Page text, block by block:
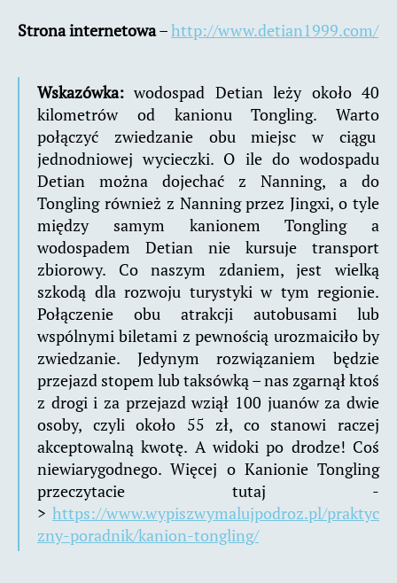
Strona internetowa–http://www.detian1999.com/
Wskazówka: wodospad Detian leży około 40
kilometrów od kanionu Tongling. Warto
połączyć zwiedzanie obu miejsc w ciągu
jednodniowej wycieczki. O ile do wodospadu
Detian można dojechać z Nanning, a do
Tongling również z Nanning przez Jingxi, o tyle
między samym kanionem Tongling a
wodospadem Detian nie kursuje transport
zbiorowy. Co naszym zdaniem, jest wielką
szkodą dla rozwoju turystyki w tym regionie.
Połączenie obu atrakcji autobusami lub
wspólnymi biletami z pewnością urozmaiciło by
zwiedzanie. Jedynym rozwiązaniem będzie
przejazd stopem lub taksówką – nas zgarnął ktoś
z drogi i za przejazd wziął 100 juanów za dwie
osoby, czyli około 55 zł, co stanowi raczej
akceptowalną kwotę. A widoki po drodze! Coś
niewiarygodnego. Więcej o Kanionie Tongling
przeczytacie tutaj -
> https://www.wypiszwymalujpodroz.pl/praktyc
zny-poradnik/kanion-tongling/